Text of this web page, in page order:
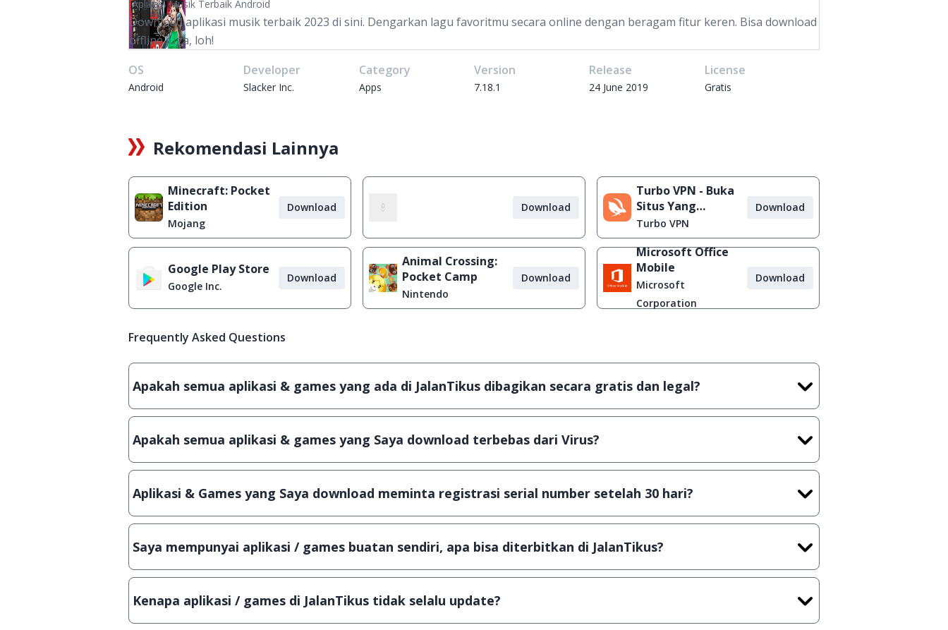
Aplikasi Musik Terbaik Android
Download aplikasi musik terbaik 2023 di sini. Dengarkan lagu favoritmu secara online dengan beragam fitur keren. Bisa download
offline juga, loh!
OS
Android
Developer
Slacker Inc.
Category
Apps
Version
7.18.1
Release
24 June 2019
License
Gratis
Rekomendasi Lainnya
Minecraft: Pocket
Edition
Mojang
Download Download
Turbo VPN - Buka
Situs Yang
Diblokir
Turbo VPN
Download
Google Play Store
Google Inc.
Download
Animal Crossing:
Pocket Camp
Nintendo
Download
Microsoft Office
Mobile
Microsoft
Corporation
Download
Frequently Asked Questions
Apakah semua aplikasi & games yang ada di JalanTikus dibagikan secara gratis dan legal?
Ya, JalanTikus hanya membagikan aplikasi & games yang gratis (Freeware) dan legal, dalam artian tidak (bajakan) hasil crack,
Apakah semua aplikasi & games yang Saya download terbebas dari Virus?
Ya, JalanTikus selalu melakukan scanning dengan 3 jenis Antivirus (Kaspersky, AVG & Avast) sebelum menerbitkan suatu
Aplikasi & Games yang Saya download meminta registrasi serial number setelah 30 hari?
Meskipun dibagikan secara gratis, namun ada beberapa aplikasi & games yang dibagikan secara Shareware, dalam arti hanya
Saya mempunyai aplikasi / games buatan sendiri, apa bisa diterbitkan di JalanTikus?
Tentu saja bisa. Silahkan kirim email keinfo@jalantikus.comdengan menyertakan Nama Aplikasi/Games, Deskripsi serta
Kenapa aplikasi / games di JalanTikus tidak selalu update?